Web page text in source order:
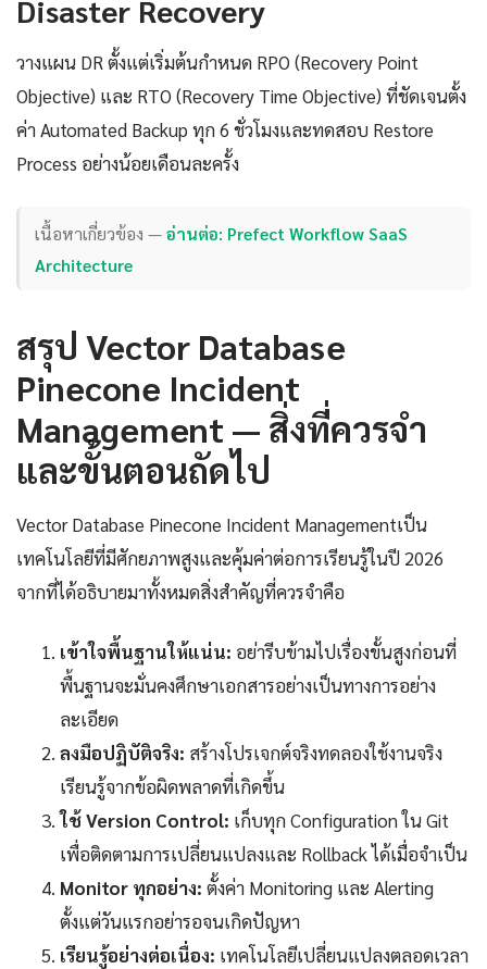
Disaster Recovery
วางแผน DR ตั้งแต่เริ่มต้นกำหนด RPO (Recovery Point
Objective) และ RTO (Recovery Time Objective) ที่ชัดเจนตั้ง
ค่า Automated Backup ทุก 6 ชั่วโมงและทดสอบ Restore
Process อย่างน้อยเดือนละครั้ง
เนื้อหาเกี่ยวข้อง —อ่านต่อ: Prefect Workflow SaaS
Architecture
สรุป Vector Database
Pinecone Incident
Management — สิ่งที่ควรจำ
และขั้นตอนถัดไป
Vector Database Pinecone Incident Managementเป็น
เทคโนโลยีที่มีศักยภาพสูงและคุ้มค่าต่อการเรียนรู้ในปี 2026
จากที่ได้อธิบายมาทั้งหมดสิ่งสำคัญที่ควรจำคือ
เข้าใจพื้นฐานให้แน่น: อย่ารีบข้ามไปเรื่องขั้นสูงก่อนที่
พื้นฐานจะมั่นคงศึกษาเอกสารอย่างเป็นทางการอย่าง
ละเอียด
ลงมือปฏิบัติจริง: สร้างโปรเจกต์จริงทดลองใช้งานจริง
เรียนรู้จากข้อผิดพลาดที่เกิดขึ้น
ใช้ Version Control: เก็บทุก Configuration ใน Git
เพื่อติดตามการเปลี่ยนแปลงและ Rollback ได้เมื่อจำเป็น
Monitor ทุกอย่าง: ตั้งค่า Monitoring และ Alerting
ตั้งแต่วันแรกอย่ารอจนเกิดปัญหา
เรียนรู้อย่างต่อเนื่อง: เทคโนโลยีเปลี่ยนแปลงตลอดเวลา